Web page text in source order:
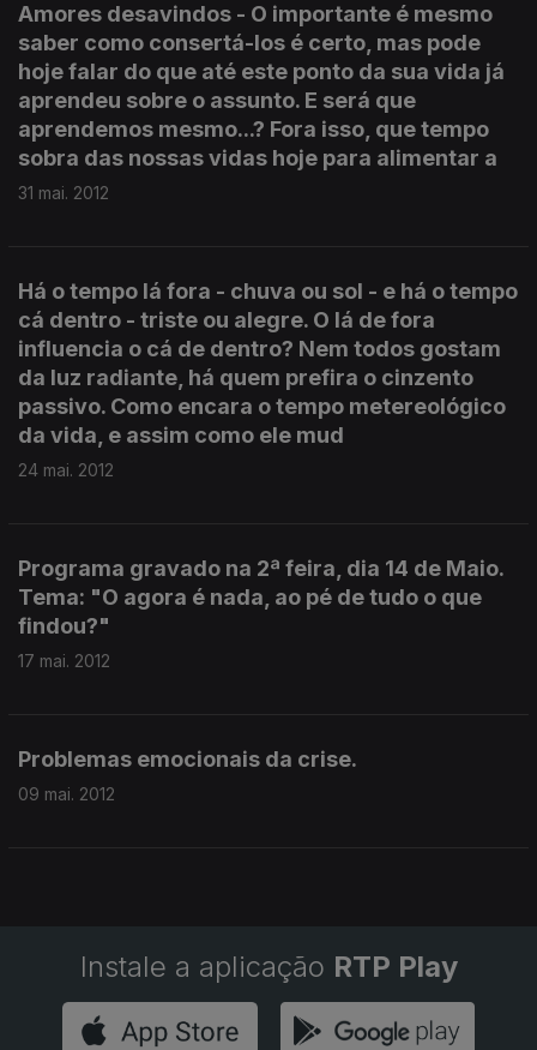
Amores desavindos - O importante é mesmo
saber como consertá-los é certo, mas pode
hoje falar do que até este ponto da sua vida já
aprendeu sobre o assunto. E será que
aprendemos mesmo...? Fora isso, que tempo
sobra das nossas vidas hoje para alimentar a
31 mai. 2012
Há o tempo lá fora - chuva ou sol - e há o tempo
cá dentro - triste ou alegre. O lá de fora
influencia o cá de dentro? Nem todos gostam
da luz radiante, há quem prefira o cinzento
passivo. Como encara o tempo metereológico
da vida, e assim como ele mud
24 mai. 2012
Programa gravado na 2ª feira, dia 14 de Maio.
Tema: "O agora é nada, ao pé de tudo o que
findou?"
17 mai. 2012
Problemas emocionais da crise.
09 mai. 2012
Instale a aplicação RTP Play